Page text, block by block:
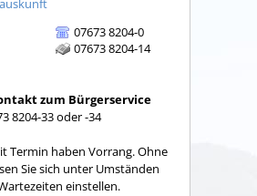
07673 8204-0
07673 8204-14
zum Bürgerservice
8204-33 oder -34
Termin haben Vorrang. Ohne
Sie sich unter Umständen
einstellen.